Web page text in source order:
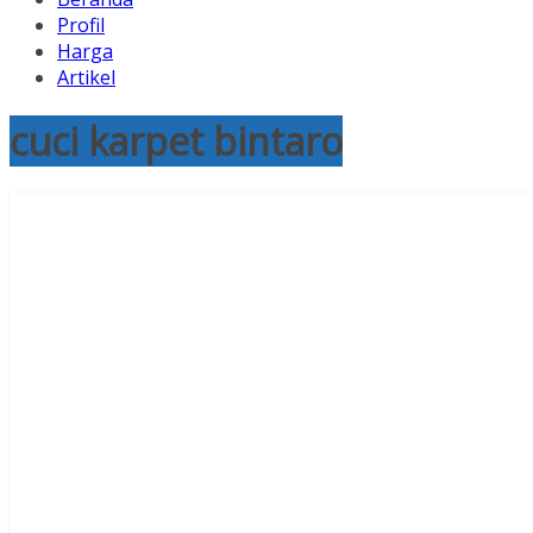
Profil
Harga
Artikel
cuci karpet bintaro